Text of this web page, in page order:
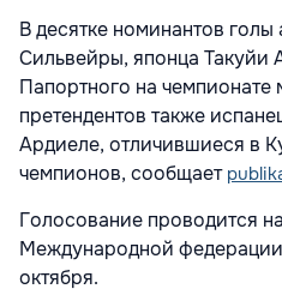
В десятке номинантов
Сильвейры, японца Такуйи
Папортного на чемпионате
претендентов также
Ардиеле, отличившиеся в
чемпионов, сообщает
Голосование проводится
Международной
октября.